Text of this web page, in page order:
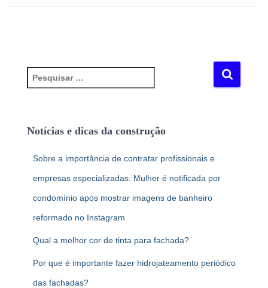
e
u
Notícias e dicas da construção
Sobre a importância de contratar profissionais e
empresas especializadas: Mulher é notificada por
condomínio após mostrar imagens de banheiro
reformado no Instagram
Qual a melhor cor de tinta para fachada?
Por que é importante fazer hidrojateamento periódico
das fachadas?